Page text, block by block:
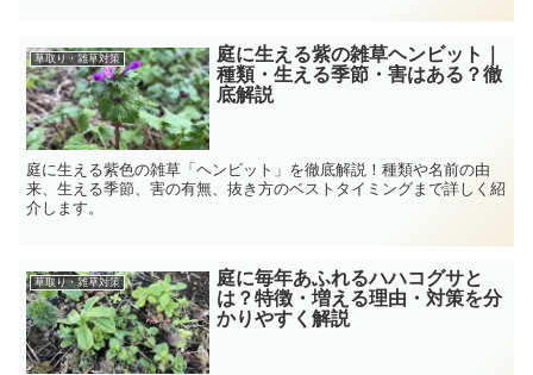
草取り・雑草対策
庭に生える紫の雑草ヘンビット｜
種類・生える季節・害はある？徹
底解説
庭に生える紫色の雑草「ヘンビット」を徹底解説！種類や名前の由
来、生える季節、害の有無、抜き方のベストタイミングまで詳しく紹
介します。
草取り・雑草対策
庭に毎年あふれるハハコグサと
は？特徴・増える理由・対策を分
かりやすく解説